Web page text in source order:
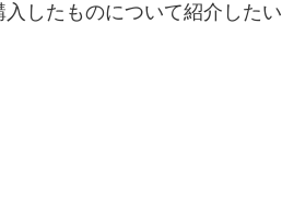
したものについて紹介したい